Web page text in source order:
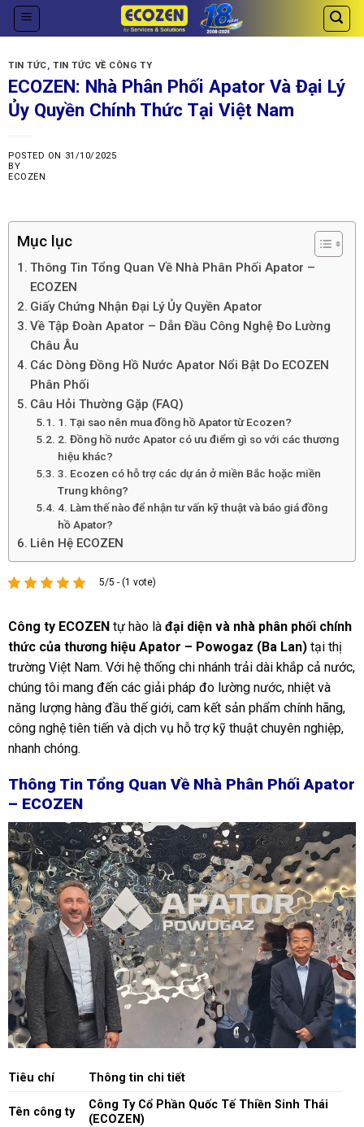
Skip
TIN TỨC,TIN TỨC VỀ CÔNG TY
ECOZEN: Nhà Phân Phối Apator Và Đại Lý
Ủy Quyền Chính Thức Tại Việt Nam
POSTED ON 31/10/2025
BY
ECOZEN
Mục lục
Thông Tin Tổng Quan Về Nhà Phân Phối Apator –
ECOZEN
Giấy Chứng Nhận Đại Lý Ủy Quyền Apator
Về Tập Đoàn Apator – Dẫn Đầu Công Nghệ Đo Lường
Châu Âu
Các Dòng Đồng Hồ Nước Apator Nổi Bật Do ECOZEN
Phân Phối
Câu Hỏi Thường Gặp (FAQ)
1. Tại sao nên mua đồng hồ Apator từ Ecozen?
2. Đồng hồ nước Apator có ưu điểm gì so với các thương
hiệu khác?
3. Ecozen có hỗ trợ các dự án ở miền Bắc hoặc miền
Trung không?
4. Làm thế nào để nhận tư vấn kỹ thuật và báo giá đồng
hồ Apator?
Liên Hệ ECOZEN
5/5 - (1 vote)
Công ty ECOZEN tự hào là đại diện và nhà phân phối chính
thức của thương hiệu Apator – Powogaz (Ba Lan) tại thị
trường Việt Nam. Với hệ thống chi nhánh trải dài khắp cả nước,
chúng tôi mang đến các giải pháp đo lường nước, nhiệt và
năng lượng hàng đầu thế giới, cam kết sản phẩm chính hãng,
công nghệ tiên tiến và dịch vụ hỗ trợ kỹ thuật chuyên nghiệp,
nhanh chóng.
Thông Tin Tổng Quan Về Nhà Phân Phối Apator
– ECOZEN
Tiêu chí Thông tin chi tiết
Tên công ty
Công Ty Cổ Phần Quốc Tế Thiền Sinh Thái
(ECOZEN)